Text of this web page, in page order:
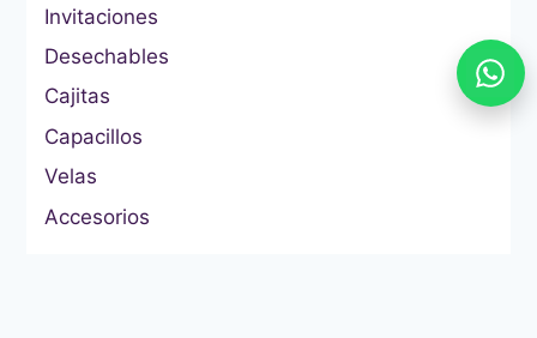
Invitaciones
Desechables
Cajitas
Capacillos
Velas
Accesorios